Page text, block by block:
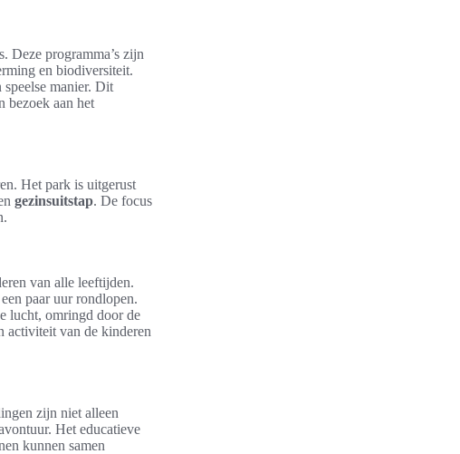
Deze programma’s zijn
en biodiversiteit.
manier. Dit
bezoek aan het
Het park is uitgerust
gezinsuitstap. De focus
van alle leeftijden.
paar uur rondlopen.
lucht, omringd door de
activiteit van de kinderen
zijn niet alleen
Het educatieve
kunnen samen